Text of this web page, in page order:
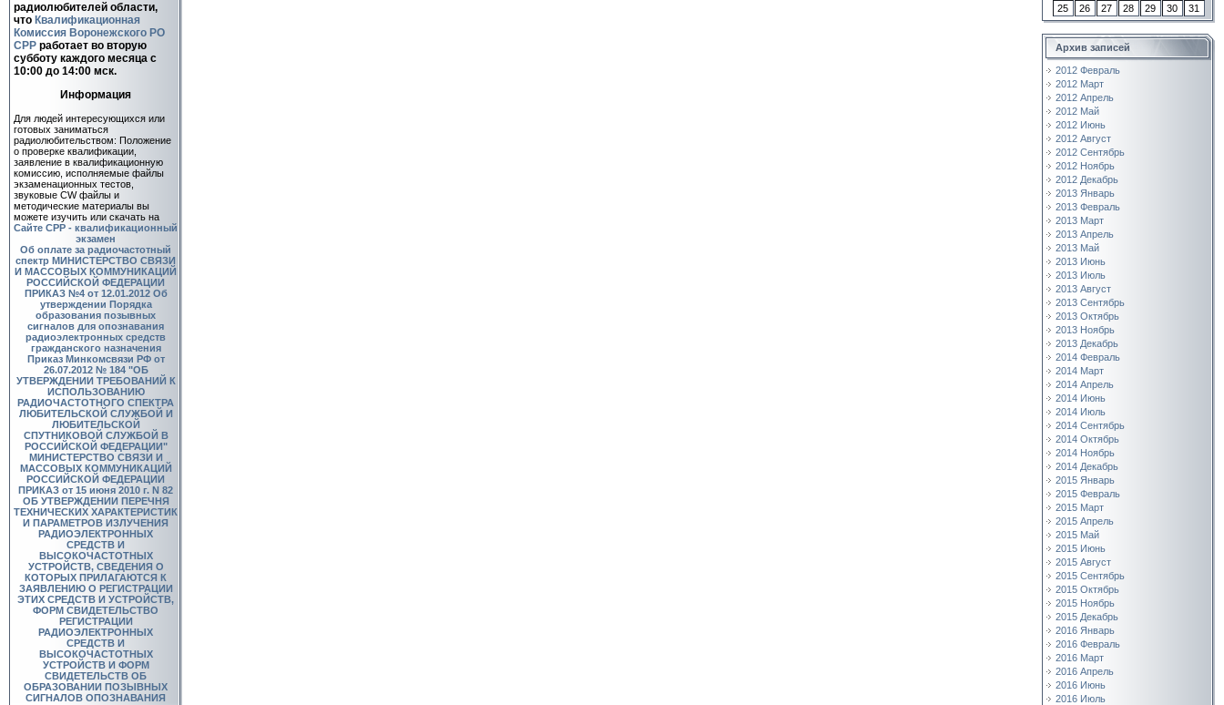
радиолюбителей области,
что Квалификационная
Комиссия Воронежского РО
СРР работает во вторую
субботу каждого месяца c
10:00 до 14:00 мск.
Информация
Для людей интересующихся или
готовых заниматься
радиолюбительством: Положение
о проверке квалификации,
заявление в квалификационную
комиссию, исполняемые файлы
экзаменационных тестов,
звуковые CW файлы и
методические материалы вы
можете изучить или скачать на
Сайте СРР - квалификационный
экзамен
Об оплате за радиочастотный
спектр МИНИСТЕРСТВО СВЯЗИ
И МАССОВЫХ КОММУНИКАЦИЙ
РОССИЙСКОЙ ФЕДЕРАЦИИ
ПРИКАЗ №4 от 12.01.2012 Об
утверждении Порядка
образования позывных
сигналов для опознавания
радиоэлектронных средств
гражданского назначения
Приказ Минкомсвязи РФ от
26.07.2012 № 184 "ОБ
УТВЕРЖДЕНИИ ТРЕБОВАНИЙ К
ИСПОЛЬЗОВАНИЮ
РАДИОЧАСТОТНОГО СПЕКТРА
ЛЮБИТЕЛЬСКОЙ СЛУЖБОЙ И
ЛЮБИТЕЛЬСКОЙ
СПУТНИКОВОЙ СЛУЖБОЙ В
РОССИЙСКОЙ ФЕДЕРАЦИИ"
МИНИСТЕРСТВО СВЯЗИ И
МАССОВЫХ КОММУНИКАЦИЙ
РОССИЙСКОЙ ФЕДЕРАЦИИ
ПРИКАЗ от 15 июня 2010 г. N 82
ОБ УТВЕРЖДЕНИИ ПЕРЕЧНЯ
ТЕХНИЧЕСКИХ ХАРАКТЕРИСТИК
И ПАРАМЕТРОВ ИЗЛУЧЕНИЯ
РАДИОЭЛЕКТРОННЫХ
СРЕДСТВ И
ВЫСОКОЧАСТОТНЫХ
УСТРОЙСТВ, СВЕДЕНИЯ О
КОТОРЫХ ПРИЛАГАЮТСЯ К
ЗАЯВЛЕНИЮ О РЕГИСТРАЦИИ
ЭТИХ СРЕДСТВ И УСТРОЙСТВ,
ФОРМ СВИДЕТЕЛЬСТВО
РЕГИСТРАЦИИ
РАДИОЭЛЕКТРОННЫХ
СРЕДСТВ И
ВЫСОКОЧАСТОТНЫХ
УСТРОЙСТВ И ФОРМ
СВИДЕТЕЛЬСТВ ОБ
ОБРАЗОВАНИИ ПОЗЫВНЫХ
СИГНАЛОВ ОПОЗНАВАНИЯ
25
26 27 28 29 30 31
Архив записей
2012 Февраль
2012 Март
2012 Апрель
2012 Май
2012 Июнь
2012 Август
2012 Сентябрь
2012 Ноябрь
2012 Декабрь
2013 Январь
2013 Февраль
2013 Март
2013 Апрель
2013 Май
2013 Июнь
2013 Июль
2013 Август
2013 Сентябрь
2013 Октябрь
2013 Ноябрь
2013 Декабрь
2014 Февраль
2014 Март
2014 Апрель
2014 Июнь
2014 Июль
2014 Сентябрь
2014 Октябрь
2014 Ноябрь
2014 Декабрь
2015 Январь
2015 Февраль
2015 Март
2015 Апрель
2015 Май
2015 Июнь
2015 Август
2015 Сентябрь
2015 Октябрь
2015 Ноябрь
2015 Декабрь
2016 Январь
2016 Февраль
2016 Март
2016 Апрель
2016 Июнь
2016 Июль